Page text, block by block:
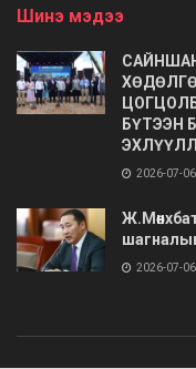
Шинэ мэдээ
БҮТЭЭН
2026-07-06
2026-07-06